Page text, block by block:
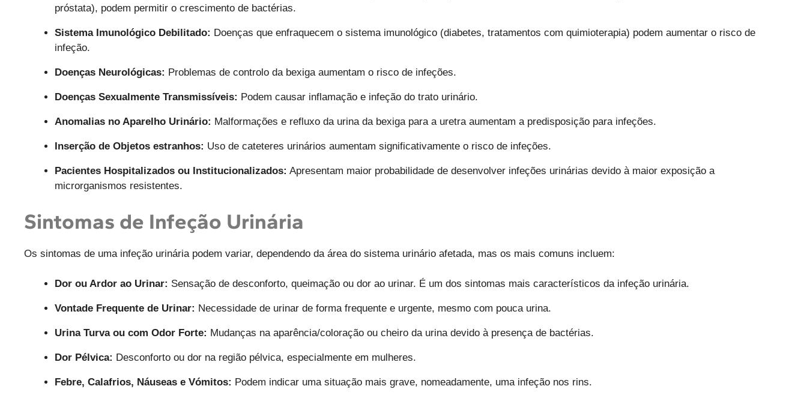
próstata), podem permitir o crescimento de bactérias.
Sistema Imunológico Debilitado: Doenças que enfraquecem o sistema imunológico (diabetes, tratamentos com quimioterapia) podem aumentar o risco de
infeção.
Doenças Neurológicas: Problemas de controlo da bexiga aumentam o risco de infeções.
Doenças Sexualmente Transmissíveis: Podem causar inflamação e infeção do trato urinário.
Anomalias no Aparelho Urinário: Malformações e refluxo da urina da bexiga para a uretra aumentam a predisposição para infeções.
Inserção de Objetos estranhos: Uso de cateteres urinários aumentam significativamente o risco de infeções.
Pacientes Hospitalizados ou Institucionalizados: Apresentam maior probabilidade de desenvolver infeções urinárias devido à maior exposição a
microrganismos resistentes.
Sintomas de Infeção Urinária
Os sintomas de uma infeção urinária podem variar, dependendo da área do sistema urinário afetada, mas os mais comuns incluem:
Dor ou Ardor ao Urinar: Sensação de desconforto, queimação ou dor ao urinar. É um dos sintomas mais característicos da infeção urinária.
Vontade Frequente de Urinar: Necessidade de urinar de forma frequente e urgente, mesmo com pouca urina.
Urina Turva ou com Odor Forte: Mudanças na aparência/coloração ou cheiro da urina devido à presença de bactérias.
Dor Pélvica: Desconforto ou dor na região pélvica, especialmente em mulheres.
Febre, Calafrios, Náuseas e Vómitos: Podem indicar uma situação mais grave, nomeadamente, uma infeção nos rins.